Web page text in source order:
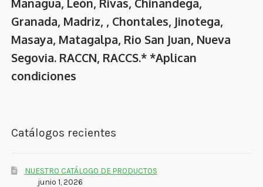
Managua, León, Rivas, Chinandega,
Granada, Madriz, , Chontales, Jinotega,
Masaya, Matagalpa, Rio San Juan, Nueva
Segovia. RACCN, RACCS.* *Aplican
condiciones
Catálogos recientes
NUESTRO CATÁLOGO DE PRODUCTOS
junio 1, 2026